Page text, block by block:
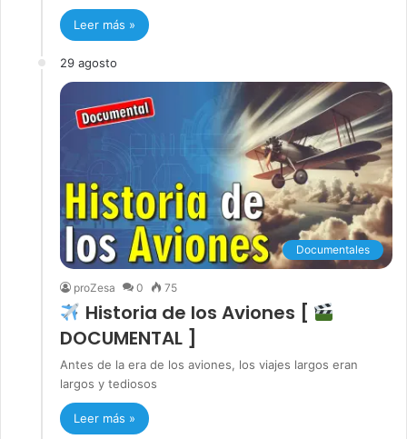
Leer más »
29 agosto
Documentales
proZesa 0 75
Historia de los Aviones [
DOCUMENTAL ]
Antes de la era de los aviones, los viajes largos eran
largos y tediosos
Leer más »